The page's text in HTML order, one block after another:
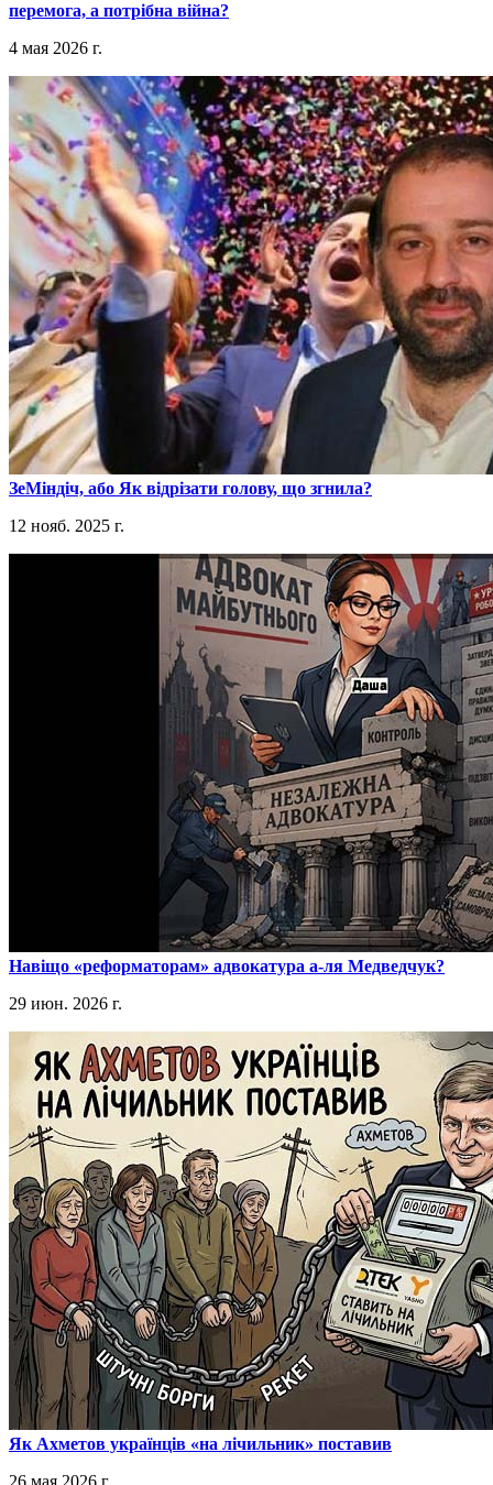
перемога, а потрібна війна?
4 мая 2026 г.
​ЗеМіндіч, або Як відрізати голову, що згнила?
12 нояб. 2025 г.
​Навіщо «реформаторам» адвокатура а-ля Медведчук?
29 июн. 2026 г.
​Як Ахметов українців «на лічильник» поставив
26 мая 2026 г.